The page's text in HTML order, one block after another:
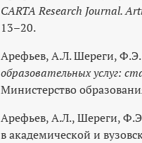
CARTA Research Journal.
13–20.
Арефьев, А.Л. Шереги, Ф.Э.
образовательных услуг:
Министерство
Арефьев, А.Л., Шереги,
в академической и